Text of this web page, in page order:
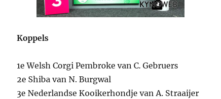
Koppels
1e Welsh Corgi Pembroke van C. Gebruers
2e Shiba van N. Burgwal
3e Nederlandse Kooikerhondje van A. Straaijer